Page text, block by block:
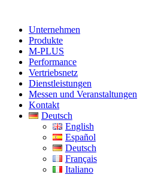
Unternehmen
Produkte
M-PLUS
Performance
Vertriebsnetz
Dienstleistungen
Messen und Veranstaltungen
Kontakt
Deutsch
English
Español
Deutsch
Français
Italiano